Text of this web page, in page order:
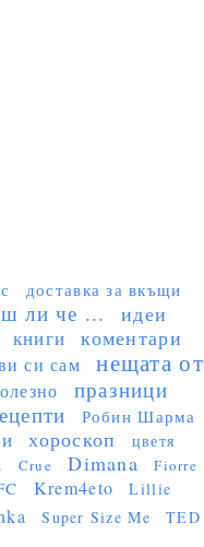
доставка за вкъщи
ли че ... идеи
книги коментари
си сам
нещата от
празници
Робин Шарма
хороскоп цветя
Crue Dimana Fiorre
Krem4eto Lillie
Super Size Me TED